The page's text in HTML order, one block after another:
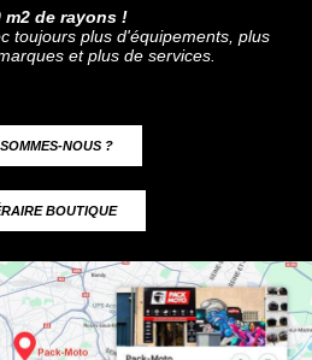
m2 de rayons !
toujours plus d'équipements, plus
et plus de services.
NOUS ?
BOUTIQUE